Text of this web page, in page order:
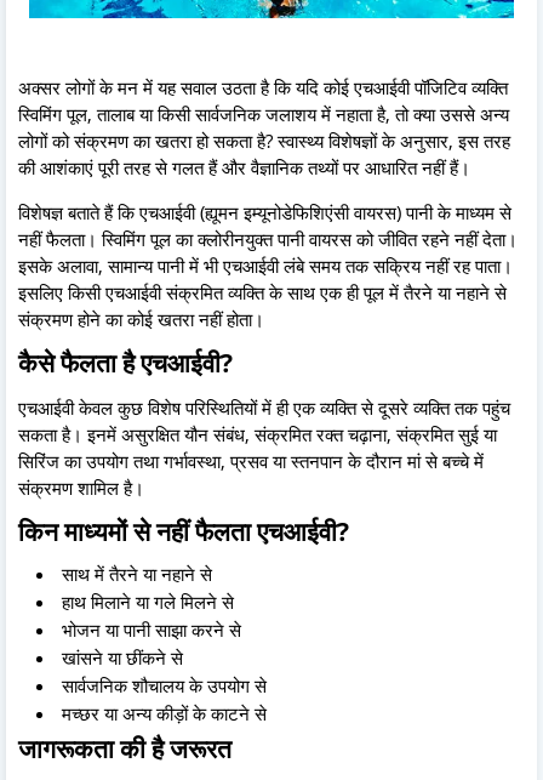
अक्सर लोगों के मन में यह सवाल उठता है कि यदि कोई एचआईवी पॉजिटिव व्यक्ति
स्विमिंग पूल, तालाब या किसी सार्वजनिक जलाशय में नहाता है, तो क्या उससे अन्य
लोगों को संक्रमण का खतरा हो सकता है? स्वास्थ्य विशेषज्ञों के अनुसार, इस तरह
की आशंकाएं पूरी तरह से गलत हैं और वैज्ञानिक तथ्यों पर आधारित नहीं हैं।
विशेषज्ञ बताते हैं कि एचआईवी (ह्यूमन इम्यूनोडेफिशिएंसी वायरस) पानी के माध्यम से
नहीं फैलता। स्विमिंग पूल का क्लोरीनयुक्त पानी वायरस को जीवित रहने नहीं देता।
इसके अलावा, सामान्य पानी में भी एचआईवी लंबे समय तक सक्रिय नहीं रह पाता।
इसलिए किसी एचआईवी संक्रमित व्यक्ति के साथ एक ही पूल में तैरने या नहाने से
संक्रमण होने का कोई खतरा नहीं होता।
कैसे फैलता है एचआईवी?
एचआईवी केवल कुछ विशेष परिस्थितियों में ही एक व्यक्ति से दूसरे व्यक्ति तक पहुंच
सकता है। इनमें असुरक्षित यौन संबंध, संक्रमित रक्त चढ़ाना, संक्रमित सुई या
सिरिंज का उपयोग तथा गर्भावस्था, प्रसव या स्तनपान के दौरान मां से बच्चे में
संक्रमण शामिल है।
किन माध्यमों से नहीं फैलता एचआईवी?
साथ में तैरने या नहाने से
हाथ मिलाने या गले मिलने से
भोजन या पानी साझा करने से
खांसने या छींकने से
सार्वजनिक शौचालय के उपयोग से
मच्छर या अन्य कीड़ों के काटने से
जागरूकता की है जरूरत